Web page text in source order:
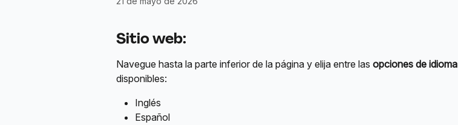
Sitio web:
Navegue hasta la parte inferior de la página y elija entre las opciones de idioma
disponibles:
Inglés
Español